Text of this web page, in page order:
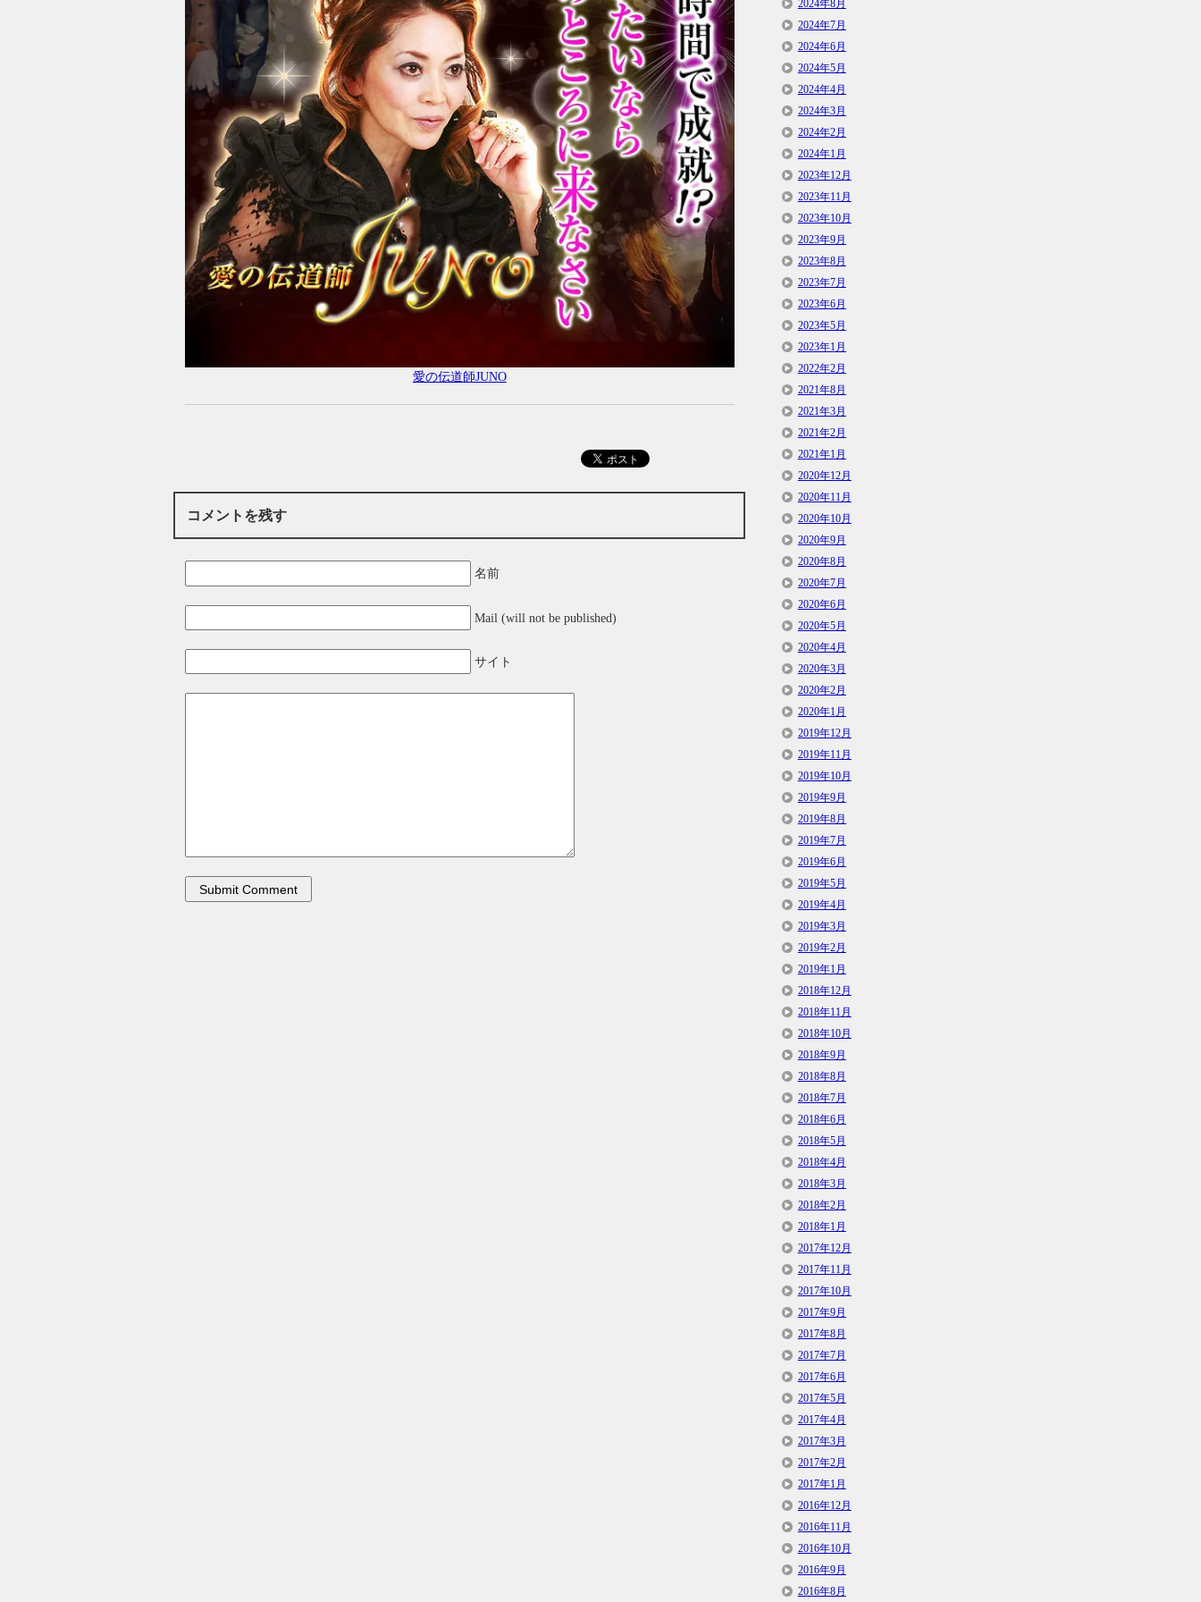
愛の伝道師JUNO
コメントを残す
名前
Mail (will not be published)
サイト
2024年8月
2024年7月
2024年6月
2024年5月
2024年4月
2024年3月
2024年2月
2024年1月
2023年12月
2023年11月
2023年10月
2023年9月
2023年8月
2023年7月
2023年6月
2023年5月
2023年1月
2022年2月
2021年8月
2021年3月
2021年2月
2021年1月
2020年12月
2020年11月
2020年10月
2020年9月
2020年8月
2020年7月
2020年6月
2020年5月
2020年4月
2020年3月
2020年2月
2020年1月
2019年12月
2019年11月
2019年10月
2019年9月
2019年8月
2019年7月
2019年6月
2019年5月
2019年4月
2019年3月
2019年2月
2019年1月
2018年12月
2018年11月
2018年10月
2018年9月
2018年8月
2018年7月
2018年6月
2018年5月
2018年4月
2018年3月
2018年2月
2018年1月
2017年12月
2017年11月
2017年10月
2017年9月
2017年8月
2017年7月
2017年6月
2017年5月
2017年4月
2017年3月
2017年2月
2017年1月
2016年12月
2016年11月
2016年10月
2016年9月
2016年8月